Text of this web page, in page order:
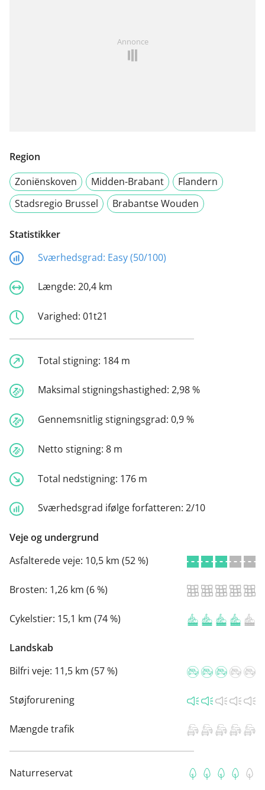
Annonce
Region
Zoniënskoven
Midden-Brabant
Flandern
Stadsregio Brussel
Brabantse Wouden
Statistikker
Sværhedsgrad: Easy (50/100)
Længde: 20,4 km
Varighed: 01t21
Total stigning: 184 m
Maksimal stigningshastighed: 2,98 %
Gennemsnitlig stigningsgrad: 0,9 %
Netto stigning: 8 m
Total nedstigning: 176 m
Sværhedsgrad ifølge forfatteren: 2/10
Veje og undergrund
Asfalterede veje: 10,5 km (52 %)
Brosten: 1,26 km (6 %)
Cykelstier: 15,1 km (74 %)
Landskab
Bilfri veje: 11,5 km (57 %)
Støjforurening
Mængde trafik
Naturreservat